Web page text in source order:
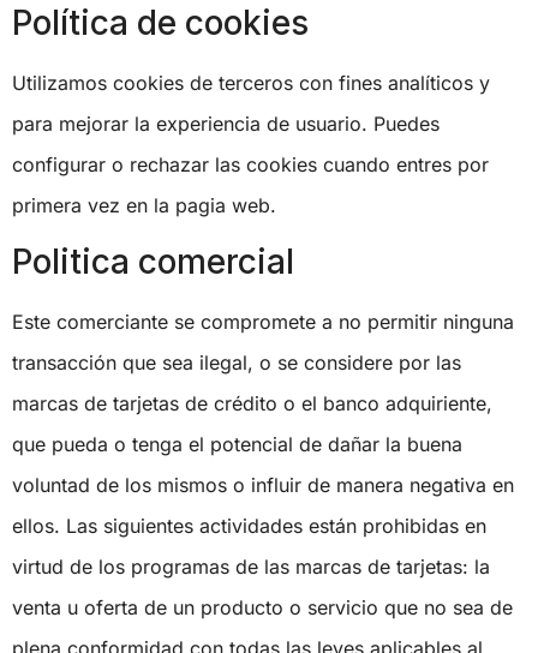
Política de cookies
Utilizamos cookies de terceros con fines analíticos y
para mejorar la experiencia de usuario. Puedes
configurar o rechazar las cookies cuando entres por
primera vez en la pagia web.
Politica comercial
Este comerciante se compromete a no permitir ninguna
transacción que sea ilegal, o se considere por las
marcas de tarjetas de crédito o el banco adquiriente,
que pueda o tenga el potencial de dañar la buena
voluntad de los mismos o influir de manera negativa en
ellos. Las siguientes actividades están prohibidas en
virtud de los programas de las marcas de tarjetas: la
venta u oferta de un producto o servicio que no sea de
plena conformidad con todas las leyes aplicables al